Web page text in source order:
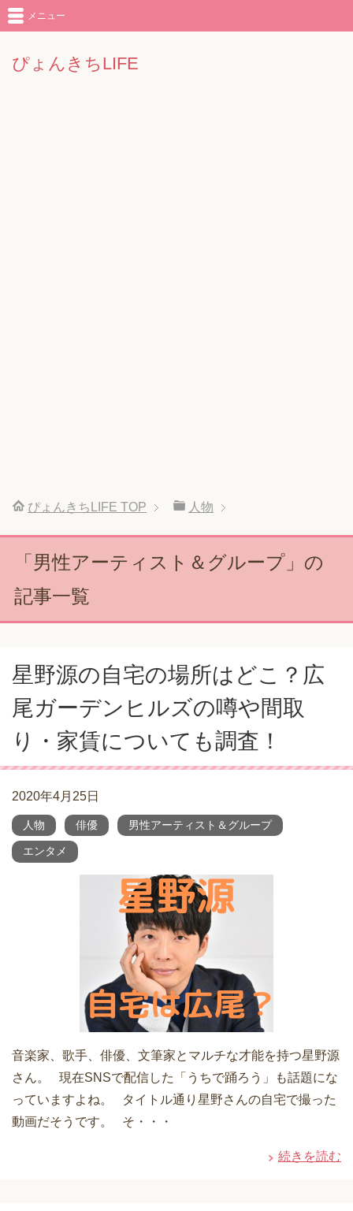
ぴょんきちLIFE
メニュー
ぴょんきちLIFE TOP 人物
「男性アーティスト＆グループ」の
記事一覧
星野源の自宅の場所はどこ？広
尾ガーデンヒルズの噂や間取
り・家賃についても調査！
2020年4月25日
人物 俳優 男性アーティスト＆グループ
エンタメ
音楽家、歌手、俳優、文筆家とマルチな才能を持つ星野源
さん。 現在SNSで配信した「うちで踊ろう」も話題にな
っていますよね。 タイトル通り星野さんの自宅で撮った
動画だそうです。 そ・・・
続きを読む